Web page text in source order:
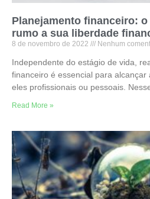
Planejamento financeiro:
rumo a sua liberdade
8 de novembro de 2022 Nenhum
Independente do estágio de vida,
financeiro é essencial para alcançar
eles profissionais ou pessoais.
Read More »